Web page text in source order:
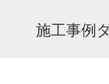
施工事例